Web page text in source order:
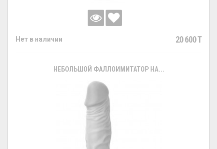
Нет в наличии 20 600 T
НЕБОЛЬШОЙ ФАЛЛОИМИТАТОР НА...